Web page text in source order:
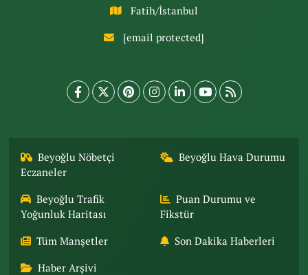
Fatih/İstanbul
[email protected]
Beyoğlu Nöbetçi
Eczaneler
Beyoğlu Hava Durumu
Beyoğlu Trafik
Yoğunluk Haritası
Puan Durumu ve
Fikstür
Tüm Manşetler Son Dakika Haberleri
Haber Arşivi